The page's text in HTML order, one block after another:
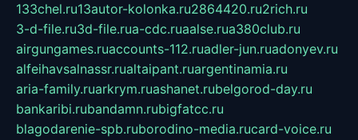
133chel.ru13autor-kolonka.ru2864420.ru2rich.ru
3-d-file.ru3d-file.rua-cdc.ruaalse.rua380club.ru
airgungames.ruaccounts-112.ruadler-jun.ruadonyev.ru
alfeihavsalnassr.rualtaipant.ruargentinamia.ru
aria-family.ruarkrym.ruashanet.rubelgorod-day.ru
bankaribi.rubandamn.rubigfatcc.ru
blagodarenie-spb.ruborodino-media.rucard-voice.ru